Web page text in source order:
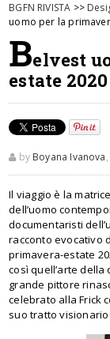
BGFN RIVISTA >>
uomo per la
Belvest
estate 2020
by Boyana Ivanova
Il viaggio è la
dell’uomo
documentaristi
racconto evocativo
primavera-estate
così quell’arte
grande pittore
celebrato alla Frick
suo tratto visionario